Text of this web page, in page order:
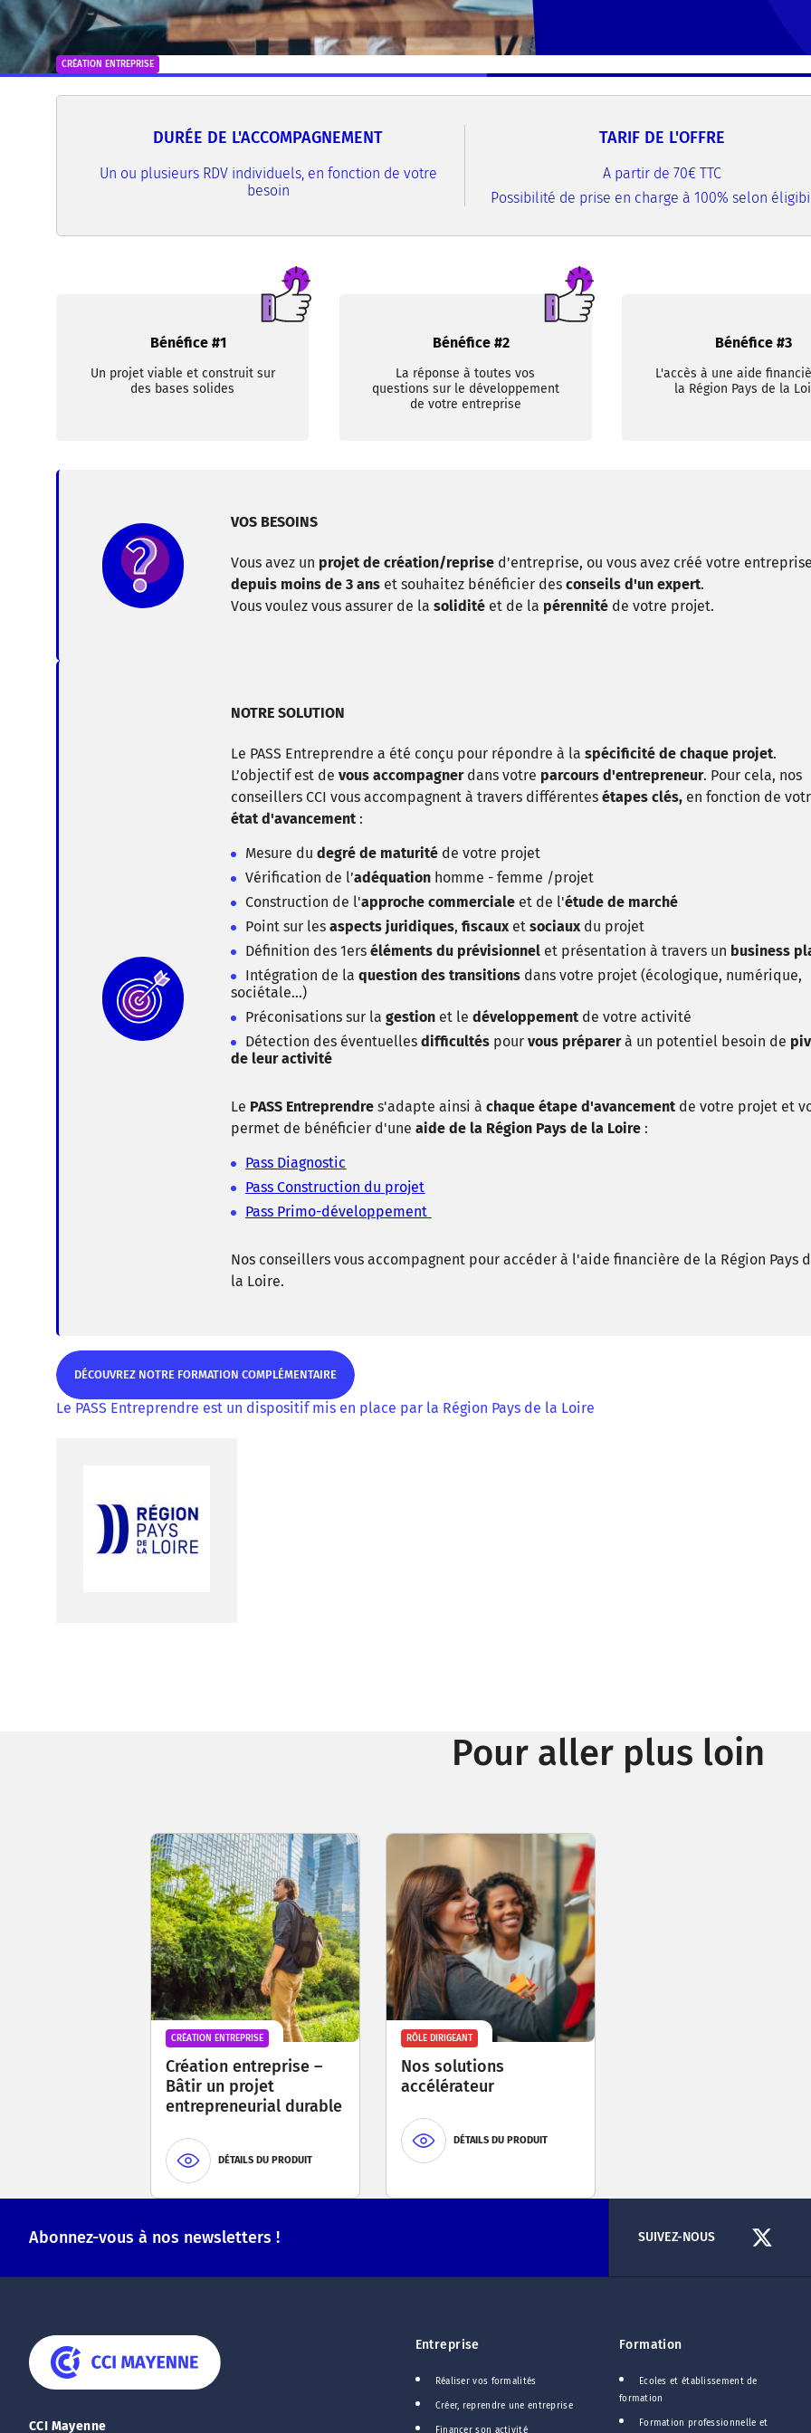
CRÉATION ENTREPRISE
DURÉE DE L'ACCOMPAGNEMENT
Un ou plusieurs RDV individuels, en fonction de votre
besoin
TARIF DE L'OFFRE
A partir de 70€ TTC
Possibilité de prise en charge à 100% selon
Bénéfice #1
Un projet viable et construit sur
des bases solides
Bénéfice #2
La réponse à toutes vos
questions sur le développement
de votre entreprise
Bénéfice #3
L'accès à une aide
la Région Pays de la
VOS BESOINS
Vous avez un projet de création/reprise d'entreprise, ou vous avez créé votre
depuis moins de 3 ans et souhaitez bénéficier desconseils d'un expert.
Vous voulez vous assurer de lasolidité et de la pérennité de votre projet.
NOTRE SOLUTION
Le PASS Entreprendre a été conçu pour répondre à laspécificité de chaque projet.
L’objectif est devous accompagner dans votre parcours d'entrepreneur. Pour cela, nos
conseillers CCI vous accompagnent à travers différentesétapes clés, en fonction de
état d'avancement :
Mesure dudegré de maturité de votre projet
Vérification de l’adéquation homme - femme /projet
Construction de l'approche commerciale et de l'étude de marché
Point sur lesaspects juridiques, fiscaux etsociauxdu projet
Définition des 1erséléments du prévisionnel et présentation à travers un business
Intégration de laquestion des transitions dans votre projet (écologique, numérique,
sociétale…)
Préconisations sur la gestion et ledéveloppement de votre activité
Détection des éventuellesdifficultés pourvous préparerà un potentiel besoin de
de leur activité
Le PASS Entreprendre s'adapte ainsi àchaque étape d'avancement de votre projet et
permet de bénéficier d'uneaide de la Région Pays de la Loire :
Pass Diagnostic
Pass Construction du projet
Pass Primo-développement
Nos conseillers vous accompagnent pour accéder à l'aide financière de la Région Pays
la Loire.
DÉCOUVREZ NOTRE FORMATION COMPLÉMENTAIRE
Le PASS Entreprendre est un dispositif mis en place par la Région Pays de la Loire
Pour aller plus loin
CRÉATION ENTREPRISE
Création entreprise –
Bâtir un projet
entrepreneurial durable
DÉTAILS DU PRODUIT
RÔLE DIRIGEANT
Nos solutions
accélérateur
DÉTAILS DU PRODUIT
Abonnez-vous à nos newsletters ! SUIVEZ-NOUS
CCI Mayenne
Entreprise
Réaliser vos formalités
Créer, reprendre une entreprise
Financer son activité
Formation
Ecoles et établissement de
formation
Formation professionnelle et